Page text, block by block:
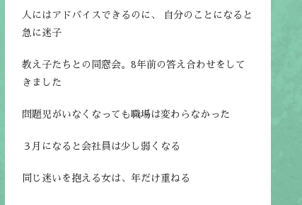
人にはアドバイスできるのに、 自分のことになると
急に迷子
教え子たちとの同窓会。8年前の答え合わせをして
きました
問題児がいなくなっても職場は変わらなかった
３月になると会社員は少し弱くなる
同じ迷いを抱える女は、年だけ重ねる